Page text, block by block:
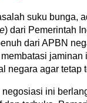
suku bunga,
) dari Pemerintah
dari APBN
negara agar tetap
negosiasi ini